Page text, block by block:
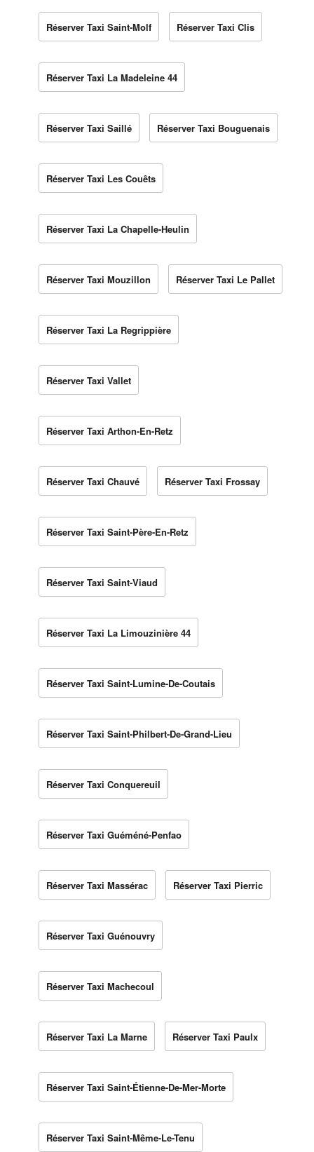
Réserver Taxi Saint-Molf Réserver Taxi Clis
Réserver Taxi La Madeleine 44
Réserver Taxi Saillé Réserver Taxi Bouguenais
Réserver Taxi Les Couêts
Réserver Taxi La Chapelle-Heulin
Réserver Taxi Mouzillon Réserver Taxi Le Pallet
Réserver Taxi La Regrippière
Réserver Taxi Vallet
Réserver Taxi Arthon-En-Retz
Réserver Taxi Chauvé Réserver Taxi Frossay
Réserver Taxi Saint-Père-En-Retz
Réserver Taxi Saint-Viaud
Réserver Taxi La Limouzinière 44
Réserver Taxi Saint-Lumine-De-Coutais
Réserver Taxi Saint-Philbert-De-Grand-Lieu
Réserver Taxi Conquereuil
Réserver Taxi Guéméné-Penfao
Réserver Taxi Massérac Réserver Taxi Pierric
Réserver Taxi Guénouvry
Réserver Taxi Machecoul
Réserver Taxi La Marne Réserver Taxi Paulx
Réserver Taxi Saint-Étienne-De-Mer-Morte
Réserver Taxi Saint-Même-Le-Tenu